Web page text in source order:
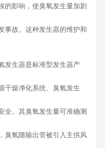
的影响，使臭氧发生量加剧
事故。这种发生器的维护和
生器是标准型发生器产
干燥净化系统、臭氧发生
全。其臭氧发生量可准确测
臭氧随输出管被引入主供风